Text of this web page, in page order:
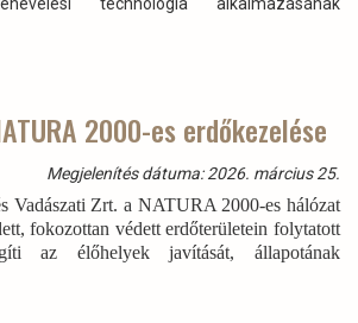
2000-es erdőkezelése
Megjelenítés dátuma: 2026. március 25.
Vadászati Zrt. a NATURA 2000-es hálózat
fokozottan védett erdőterületein folytatott
az élőhelyek javítását, állapotának